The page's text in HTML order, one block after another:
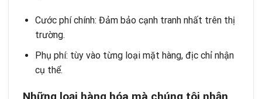
Cước phí chính: Đảm bảo cạnh tranh nhất trên thị
trường.
Phụ phí: tùy vào từng loại mặt hàng, địc chỉ nhận
cụ thể.
Những loại hàng hóa mà chúng tôi nhận